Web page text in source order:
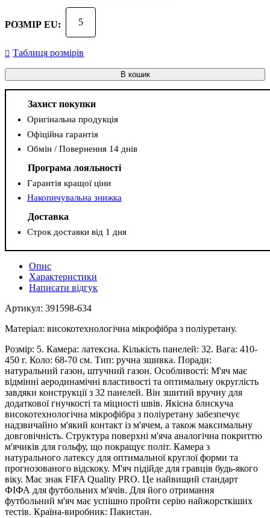
РОЗМІР EU: 5
Таблиця розмірів
В кошик
Захист покупки
Оригінальна продукція
Офіційна гарантія
Обмін / Повернення 14 днів
Програма лояльності
Гарантія кращої ціни
Накопичувальна знижка
Доставка
Строк доставки від 1 дня
Опис
Характеристики
Написати відгук
Артикул: 391598-634
Матеріал: високотехнологічна мікрофібра з поліуретану.
Розмір: 5. Камера: латексна. Кількість панелей: 32. Вага: 410-
450 г. Коло: 68-70 см. Тип: ручна зшивка. Поради:
натуральний газон, штучний газон. Особливості: М'яч має
відмінні аеродинамічні властивості та оптимальну округлість
завдяки конструкції з 32 панелей. Він зшитий вручну для
додаткової гнучкості та міцності швів. Якісна блискуча
високотехнологічна мікрофібра з поліуретану забезпечує
надзвичайно м'який контакт із м'ячем, а також максимальну
довговічність. Структура поверхні м'яча аналогічна покриттю
м'ячиків для гольфу, що покращує політ. Камера з
натурального латексу для оптимальної круглої форми та
прогнозованого відскоку. М'яч підійде для гравців будь-якого
віку. Має знак FIFA Quality PRO. Це найвищий стандарт
ФІФА для футбольних м'ячів. Для його отримання
футбольний м'яч має успішно пройти серію найжорсткіших
тестів. Країна-виробник: Пакистан.